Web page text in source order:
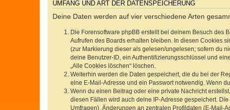
UMFANG UND ART DER DATENSPEICHERUNG
Deine Daten werden auf vier verschiedene Arten
Die Forensoftware phpBB erstellt bei deinem Besuch des
Aufrufen des Boards erhalten bleiben. In diesen Cookies
(zur Markierung dieser als gelesen/ungelesen; sofern du
deine Benutzer-ID, ein Authentifizierungsschlüssel und
„Alle Cookies löschen“ löschen.
Weiterhin werden die Daten gespeichert, die du bei der
eine E-Mail-Adresse und ein Passwort notwendig. Wenn
Wenn du einen Beitrag oder eine private Nachricht
diesen Fällen wird auch deine IP-Adresse gespeichert.
Umfragen), Änderungen an zentralen Profildaten (E-Mail-